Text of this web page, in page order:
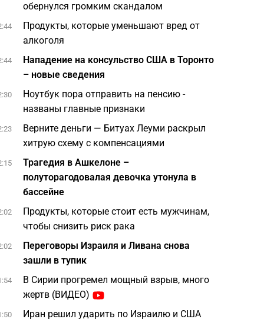
обернулся громким скандалом
Продукты, которые уменьшают вред от
алкоголя
Нападение на консульство США в Торонто
– новые сведения
Ноутбук пора отправить на пенсию -
названы главные признаки
Верните деньги — Битуах Леуми раскрыл
хитрую схему с компенсациями
Трагедия в Ашкелоне –
полуторагодовалая девочка утонула в
бассейне
Продукты, которые стоит есть мужчинам,
чтобы снизить риск рака
Переговоры Израиля и Ливана снова
зашли в тупик
В Сирии прогремел мощный взрыв, много
жертв (ВИДЕО)
Иран решил ударить по Израилю и США